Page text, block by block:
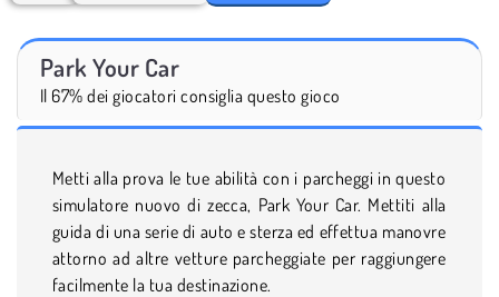
Park Your Car
Il 67% dei giocatori consiglia questo gioco
Metti alla prova le tue abilità con i parcheggi in questo
simulatore nuovo di zecca, Park Your Car. Mettiti alla
guida di una serie di auto e sterza ed effettua manovre
attorno ad altre vetture parcheggiate per raggiungere
facilmente la tua destinazione.